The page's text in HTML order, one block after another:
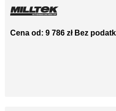
Cena od: 9 786 zł Bez